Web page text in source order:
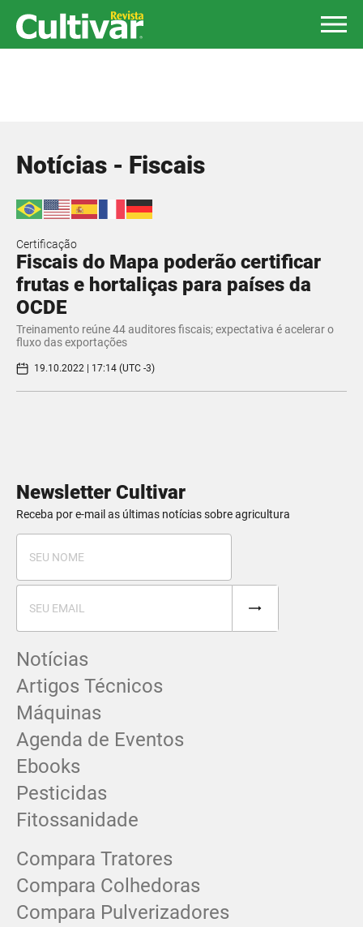
Notícias - Fiscais
Certificação
Fiscais do Mapa poderão certificar
frutas e hortaliças para países da
OCDE
Treinamento reúne 44 auditores fiscais; expectativa é acelerar o
fluxo das exportações
19.10.2022 | 17:14 (UTC -3)
Newsletter Cultivar
Receba por e-mail as últimas notícias sobre agricultura
Notícias
Artigos Técnicos
Máquinas
Agenda de Eventos
Ebooks
Pesticidas
Fitossanidade
Compara Tratores
Compara Colhedoras
Compara Pulverizadores